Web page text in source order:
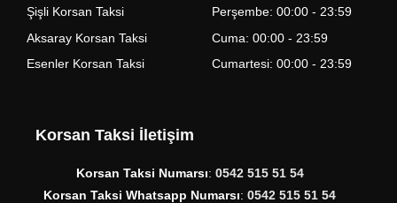
Şişli Korsan Taksi
Aksaray Korsan Taksi
Esenler Korsan Taksi
Perşembe: 00:00 - 23:59
Cuma: 00:00 - 23:59
Cumartesi: 00:00 - 23:59
Korsan Taksi İletişim
Korsan Taksi Numarsı: 0542 515 51 54
Korsan Taksi Whatsapp Numarsı: 0542 515 51 54